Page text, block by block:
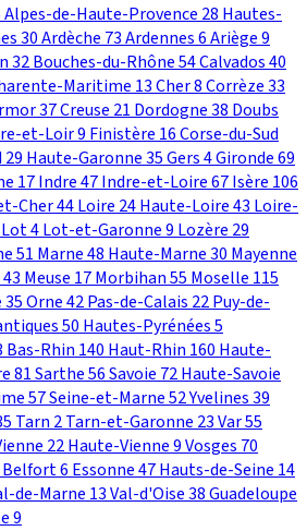
Alpes-de-Haute-Provence 28 Hautes-
30Ardèche 73Ardennes6Ariège9
32Bouches-du-Rhône54Calvados40
Maritime 13Cher8Corrèze33
37Creuse 21 Dordogne38 Doubs
et-Loir9 Finistère 16Corse-du-Sud
29 Haute-Garonne35Gers4Gironde69
17Indre47Indre-et-Loire67Isère 106
Cher44Loire 24Haute-Loire43 Loire-
Lot4Lot-et-Garonne9 Lozère 29
51 Marne48 Haute-Marne30 Mayenne
43 Meuse 17Morbihan55 Moselle 115
35Orne42Pas-de-Calais 22Puy-de-
50 Hautes-Pyrénées5
Bas-Rhin 140 Haut-Rhin 160 Haute-
81Sarthe56Savoie 72Haute-Savoie
57Seine-et-Marne52Yvelines39
Tarn 2Tarn-et-Garonne 23Var55
22Haute-Vienne9Vosges 70
Belfort6 Essonne47Hauts-de-Seine 14
de-Marne 13Val-d'Oise38Guadeloupe
9